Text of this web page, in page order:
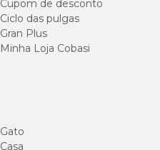
7.000mg/kg
Cupom de desconto
Ciclo das pulgas
Gran Plus
Minha Loja Cobasi
Gato
Casa